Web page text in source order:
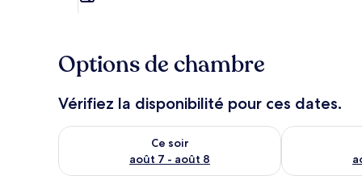
Options de chambre
Vérifiez la disponibilité pour ces dates.
Ce soir
août 7 - août 8
Vérifier la disponibilité pour ce soir août 7 - août 8
Vérifier la